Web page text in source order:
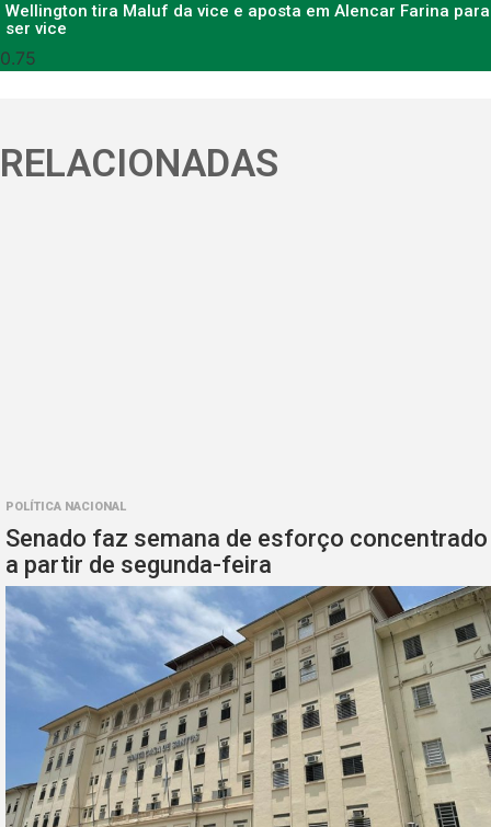
Wellington tira Maluf da vice e aposta em Alencar Farina para
ser vice
RELACIONADAS
POLÍTICA NACIONAL
Senado faz semana de esforço concentrado
a partir de segunda-feira